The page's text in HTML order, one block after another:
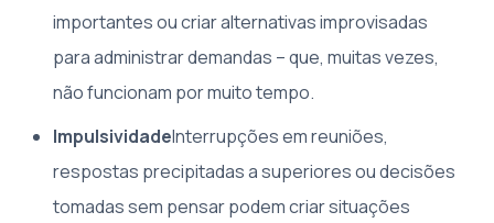
importantes ou criar alternativas improvisadas
para administrar demandas – que, muitas vezes,
não funcionam por muito tempo.
ImpulsividadeInterrupções em reuniões,
respostas precipitadas a superiores ou decisões
tomadas sem pensar podem criar situações